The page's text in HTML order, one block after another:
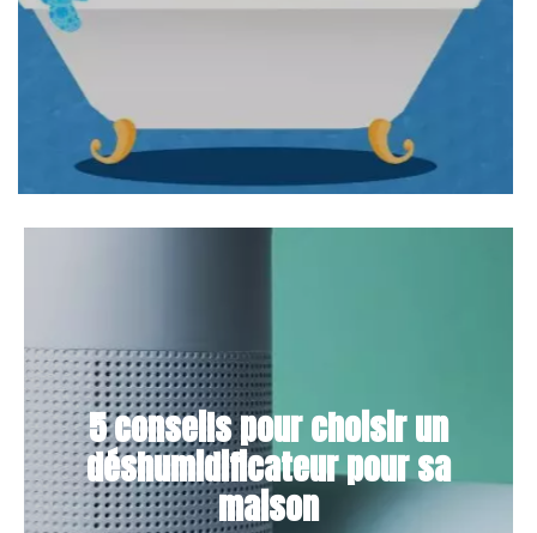
5 conseils pour choisir un
déshumidificateur pour sa
maison